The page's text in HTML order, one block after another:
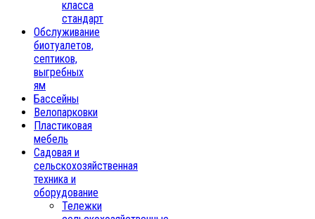
класса
стандарт
Обслуживание
биотуалетов,
септиков,
выгребных
ям
Бассейны
Велопарковки
Пластиковая
мебель
Садовая и
сельскохозяйственная
техника и
оборудование
Тележки